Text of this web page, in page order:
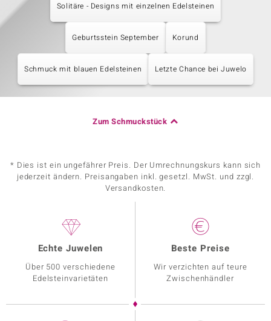
Solitäre - Designs mit einzelnen Edelsteinen
Geburtsstein September Korund
Schmuck mit blauen Edelsteinen Letzte Chance bei Juwelo
Zum Schmuckstück
* Dies ist ein ungefährer Preis. Der Umrechnungskurs kann sich
jederzeit ändern. Preisangaben inkl. gesetzl. MwSt. und zzgl.
Versandkosten.
Echte Juwelen
Über 500 verschiedene
Edelsteinvarietäten
Beste Preise
Wir verzichten auf teure
Zwischenhändler